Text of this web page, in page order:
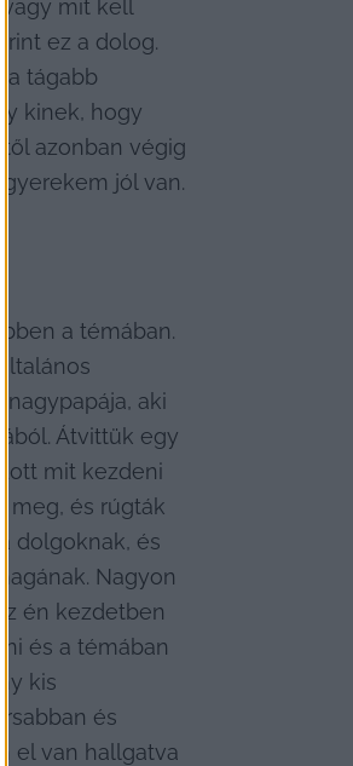
mit kell
ez a dolog.
a tágabb
kinek, hogy
azonban végig
jól van.
a témában.
aki
Átvittük egy
mit kezdeni
meg, és rúgták
dolgoknak, és
Nagyon
én kezdetben
és a témában
kis
és
el van hallgatva